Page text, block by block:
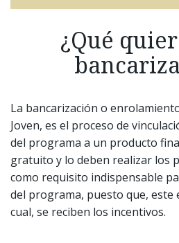
¿Qué
La bancarización o
Joven, es el proceso de
del programa a un producto
gratuito y lo deben realizar los
como requisito indispensable
del programa, puesto que, este
cual, se reciben los incentivos.